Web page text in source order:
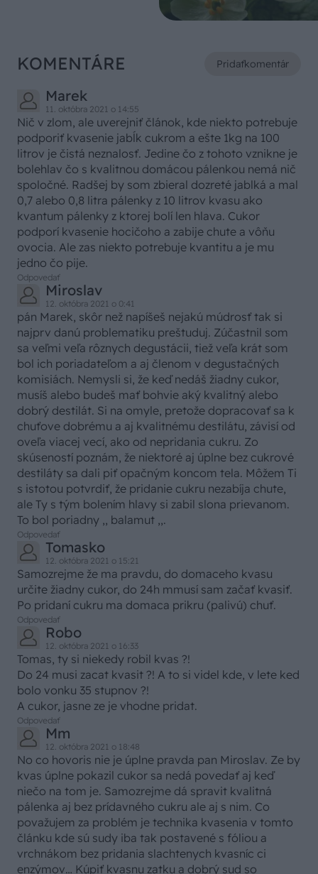
KOMENTÁRE Pridaťkomentár
Marek
11. októbra 2021 o 14:55
Nič v zlom, ale uverejniť článok, kde niekto potrebuje
podporiť kvasenie jabĺk cukrom a ešte 1kg na 100
litrov je čistá neznalosť. Jedine čo z tohoto vznikne je
bolehlav čo s kvalitnou domácou pálenkou nemá nič
spoločné. Radšej by som zbieral dozreté jablká a mal
0,7 alebo 0,8 litra pálenky z 10 litrov kvasu ako
kvantum pálenky z ktorej bolí len hlava. Cukor
podporí kvasenie hocičoho a zabije chute a vôňu
ovocia. Ale zas niekto potrebuje kvantitu a je mu
jedno čo pije.
Odpovedať
Miroslav
12. októbra 2021 o 0:41
pán Marek, skôr než napíšeš nejakú múdrosť tak si
najprv danú problematiku preštuduj. Zúčastnil som
sa veľmi veľa rôznych degustácii, tiež veľa krát som
bol ich poriadateľom a aj členom v degustačných
komisiách. Nemysli si, že keď nedáš žiadny cukor,
musíš alebo budeš mať bohvie aký kvalitný alebo
dobrý destilát. Si na omyle, pretože dopracovať sa k
chuťove dobrému a aj kvalitnému destilátu, závisí od
oveľa viacej vecí, ako od nepridania cukru. Zo
skúseností poznám, že niektoré aj úplne bez cukrové
destiláty sa dali piť opačným koncom tela. Môžem Ti
s istotou potvrdiť, že pridanie cukru nezabíja chute,
ale Ty s tým bolením hlavy si zabil slona prievanom.
To bol poriadny ,, balamut ,,.
Odpovedať
Tomasko
12. októbra 2021 o 15:21
Samozrejme že ma pravdu, do domaceho kvasu
určite žiadny cukor, do 24h mmusí sam začať kvasiť.
Po pridaní cukru ma domaca prikru (palivú) chuť.
Odpovedať
Robo
12. októbra 2021 o 16:33
Tomas, ty si niekedy robil kvas ?!
Do 24 musi zacat kvasit ?! A to si videl kde, v lete ked
bolo vonku 35 stupnov ?!
A cukor, jasne ze je vhodne pridat.
Odpovedať
Mm
12. októbra 2021 o 18:48
No co hovoris nie je úplne pravda pan Miroslav. Ze by
kvas úplne pokazil cukor sa nedá povedať aj keď
niečo na tom je. Samozrejme dá spravit kvalitná
pálenka aj bez prídavného cukru ale aj s nim. Co
považujem za problém je technika kvasenia v tomto
článku kde sú sudy iba tak postavené s fóliou a
vrchnákom bez pridania slachtenych kvasníc ci
enzýmov… Kúpiť kvasnu zatku a dobrý sud so